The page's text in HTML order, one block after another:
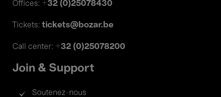
Offices: +32 (0)25078430
Tickets: tickets@bozar.be
Call center: +32 (0)25078200
Join & Support
Soutenez-nous